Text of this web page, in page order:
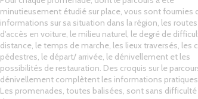
minutieusement étudié sur place, vous sont fournies
informations sur sa situation dans la région, les routes
d'accès en voiture, le milieu naturel, le degré de
distance, le temps de marche, les lieux traversés, les
pédestres, le départ/ arrivée, le dénivellement et les
possibilités de restauration. Des croquis sur le
dénivellement complètent les informations
Les promenades, toutes balisées, sont sans difficulté